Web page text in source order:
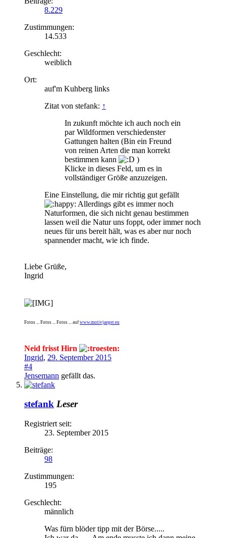
8.229
Zustimmungen:
14.533
Geschlecht:
weiblich
Ort:
auf'm Kuhberg links
Zitat von stefank: ↑
In zukunft möchte ich auch noch ein
par Wildformen verschiedenster
Gattungen halten (Bin ein Freund
von reinen Arten die man korrekt
bestimmen kann
)
Klicke in dieses Feld, um es in
vollständiger Größe anzuzeigen.
Eine Einstellung, die mir richtig gut gefällt
Allerdings gibt es immer noch
Naturformen, die sich nicht genau bestimmen
lassen weil die Natur uns foppt, oder immer noch
neues für uns bereit hält, was es aber nur noch
spannender macht, wie ich finde.
Liebe Grüße,
Ingrid
Fotos ... Fotos ... Fotos ... auf www.motivjaeger.eu
Neid frisst Hirn
Ingrid, 29. September 2015
#4
Jensemann gefällt das.
stefank Leser
Registriert seit:
23. September 2015
Beiträge:
98
Zustimmungen:
195
Geschlecht:
männlich
Was fürn blöder tipp mit der Börse.....